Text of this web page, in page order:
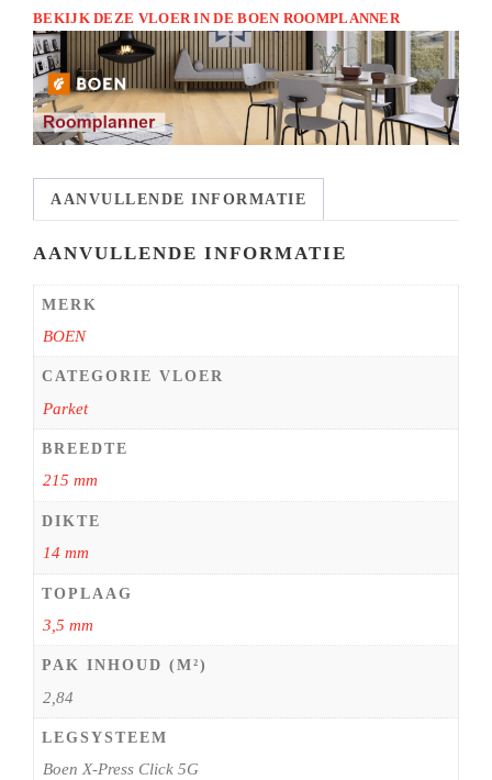
3-
strooks
aantal
BEKIJK DEZE VLOER IN DE BOEN ROOMPLANNER
AANVULLENDE INFORMATIE
AANVULLENDE INFORMATIE
MERK
BOEN
CATEGORIE VLOER
Parket
BREEDTE
215 mm
DIKTE
14 mm
TOPLAAG
3,5 mm
PAK INHOUD (M²)
2,84
LEGSYSTEEM
Boen X-Press Click 5G